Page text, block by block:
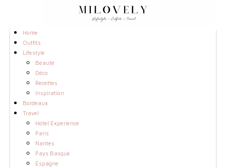
Home
Outfits
Lifestyle
Beauté
Déco
Recettes
Inspiration
Bordeaux
Travel
Hotel Experience
Paris
Nantes
Pays Basque
Espagne